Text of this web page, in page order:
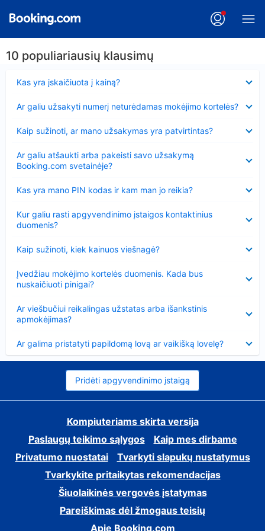
10 populiariausių klausimų
Kas yra įskaičiuota į kainą?
Ar galiu užsakyti numerį neturėdamas mokėjimo kortelės?
Kaip sužinoti, ar mano užsakymas yra patvirtintas?
Ar galiu atšaukti arba pakeisti savo užsakymą
Booking.com svetainėje?
Kas yra mano PIN kodas ir kam man jo reikia?
Kur galiu rasti apgyvendinimo įstaigos kontaktinius
duomenis?
Kaip sužinoti, kiek kainuos viešnagė?
Įvedžiau mokėjimo kortelės duomenis. Kada bus
nuskaičiuoti pinigai?
Ar viešbučiui reikalingas užstatas arba išankstinis
apmokėjimas?
Ar galima pristatyti papildomą lovą ar vaikišką lovelę?
Pridėti apgyvendinimo įstaigą
Kompiuteriams skirta versija
Paslaugų teikimo sąlygos
Kaip mes dirbame
Privatumo nuostatai
Tvarkyti slapukų nustatymus
Tvarkykite pritaikytas rekomendacijas
Šiuolaikinės vergovės įstatymas
Pareiškimas dėl žmogaus teisių
Apie Booking.com